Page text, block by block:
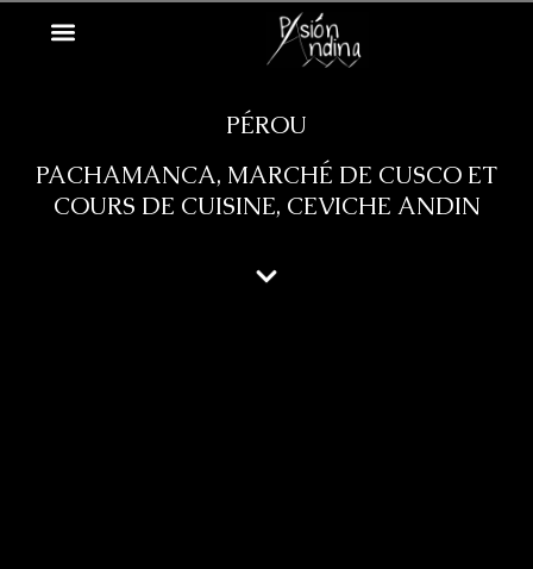
PÉROU
PACHAMANCA, MARCHÉ DE CUSCO ET
COURS DE CUISINE, CEVICHE ANDIN